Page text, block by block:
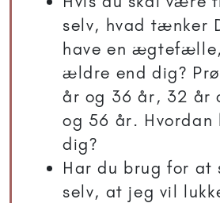
selv, hvad tænker
have en
ældre end dig?
år og 36 år, 32 år
og 56 år. Hvordan
dig?
Har du brug for at
selv, at jeg vil